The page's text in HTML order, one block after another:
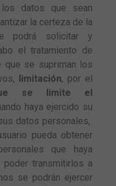
los datos que sean
la certeza de la
podrá solicitar y
el tratamiento de
que se supriman los
limitación, por el
se limite el
haya ejercido su
datos personales,
pueda obtener
que haya
transmitirlos a
se podrán ejercer